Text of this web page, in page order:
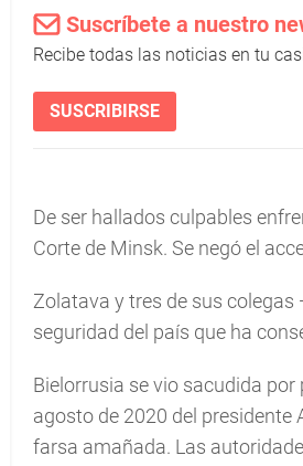
Suscríbete a nuestro
Recibe todas las noticias en tu
SUSCRIBIRSE
De ser hallados culpables
Corte de Minsk. Se negó el
Zolatava y tres de sus colegas
seguridad del país que ha
Bielorrusia se vio sacudida
agosto de 2020 del presidente
farsa amañada. Las